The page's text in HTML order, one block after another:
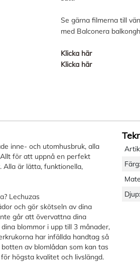
Se gärna filmerna till
med Balconera
Klicka här
Klicka här
inne- och utomhusbruk, alla
för att uppnå en perfekt
Alla är lätta, funktionella,
Lechuzas
och gör skötseln av dina
går att övervattna dina
blommor i upp till 3 månader,
har infällda handtag så
av blomlådan som kan tas
högsta kvalitet och livslängd.
Färg:
Djup: